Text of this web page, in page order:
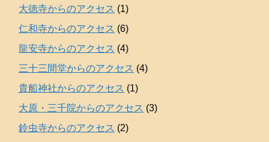
大徳寺からのアクセス (1)
仁和寺からのアクセス (6)
龍安寺からのアクセス (4)
三十三間堂からのアクセス (4)
貴船神社からのアクセス (1)
大原・三千院からのアクセス (3)
鈴虫寺からのアクセス (2)